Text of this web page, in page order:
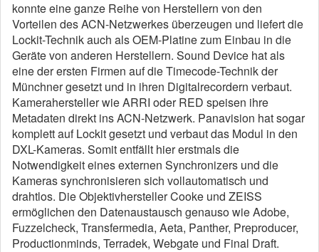
konnte eine ganze Reihe von Herstellern von den
Vorteilen des ACN-Netzwerkes überzeugen und liefert die
Lockit-Technik auch als OEM-Platine zum Einbau in die
Geräte von anderen Herstellern. Sound Device hat als
eine der ersten Firmen auf die Timecode-Technik der
Münchner gesetzt und in ihren Digitalrecordern verbaut.
Kamerahersteller wie ARRI oder RED speisen ihre
Metadaten direkt ins ACN-Netzwerk. Panavision hat sogar
komplett auf Lockit gesetzt und verbaut das Modul in den
DXL-Kameras. Somit entfällt hier erstmals die
Notwendigkeit eines externen Synchronizers und die
Kameras synchronisieren sich vollautomatisch und
drahtlos. Die Objektivhersteller Cooke und ZEISS
ermöglichen den Datenaustausch genauso wie Adobe,
Fuzzelcheck, Transfermedia, Aeta, Panther, Preproducer,
Productionminds, Terradek, Webgate und Final Draft.